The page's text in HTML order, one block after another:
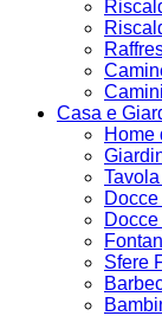
Casa e
Home
Sfere